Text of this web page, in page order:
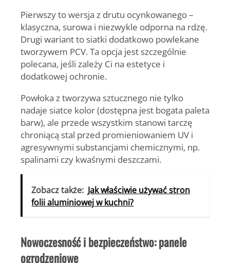
Pierwszy towersja z drutu ocynkowanego–
klasyczna, surowa i niezwykle odporna na rdzę.
Drugi wariant to siatki dodatkowo powlekane
tworzywem PCV. Ta opcja jest szczególnie
polecana, jeśli zależy Ci na estetyce i
dodatkowej ochronie.
Powłoka z tworzywa sztucznego nie tylko
nadaje siatce kolor (dostępna jest bogata paleta
barw), ale przede wszystkim stanowi tarczę
chroniącą stal przed promieniowaniem UV i
agresywnymi substancjami chemicznymi, np.
spalinami czy kwaśnymi deszczami.
Zobacz także: Jak właściwie używać stron
folii aluminiowej w kuchni?
Nowoczesność i bezpieczeństwo: panele
ogrodzeniowe